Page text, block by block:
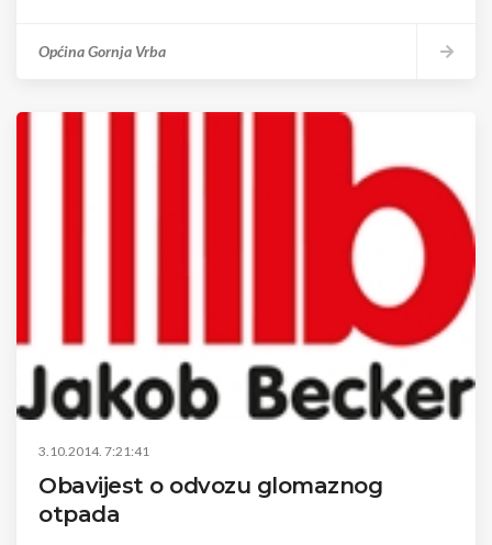
Općina Gornja Vrba
3.10.2014. 7:21:41
Obavijest o odvozu glomaznog
otpada